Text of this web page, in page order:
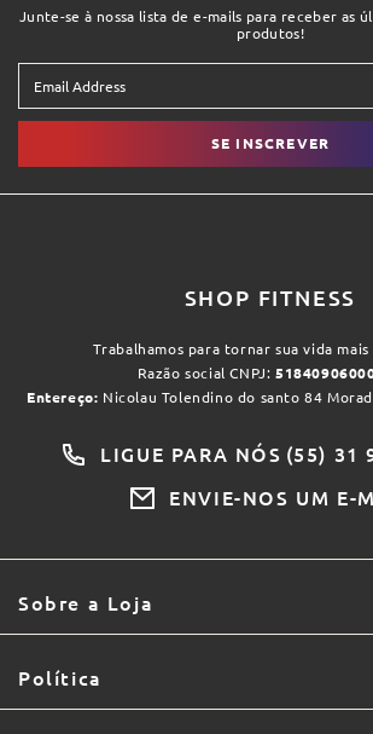
Junte-se à nossa lista de e-mails para receber as
produtos!
SE INSCREVER
SHOP FITNESS
Trabalhamos para tornar sua vida
Razão social CNPJ:
Entereço: Nicolau Tolendino do santo 84
LIGUE PARA NÓS (55) 31
ENVIE-NOS UM E-
Sobre a Loja
Política